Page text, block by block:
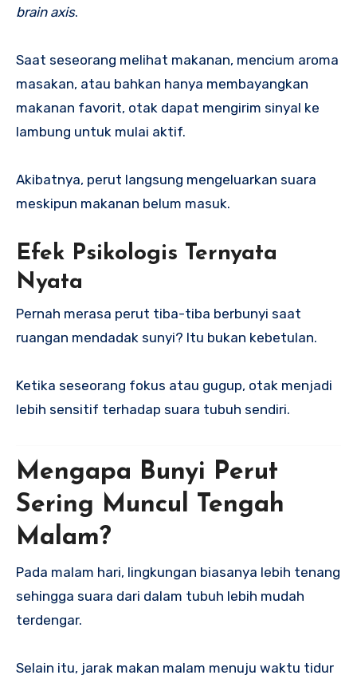
brain axis.
Saat seseorang melihat makanan, mencium aroma
masakan, atau bahkan hanya membayangkan
makanan favorit, otak dapat mengirim sinyal ke
lambung untuk mulai aktif.
Akibatnya, perut langsung mengeluarkan suara
meskipun makanan belum masuk.
Efek Psikologis Ternyata
Nyata
Pernah merasa perut tiba-tiba berbunyi saat
ruangan mendadak sunyi? Itu bukan kebetulan.
Ketika seseorang fokus atau gugup, otak menjadi
lebih sensitif terhadap suara tubuh sendiri.
Mengapa Bunyi Perut
Sering Muncul Tengah
Malam?
Pada malam hari, lingkungan biasanya lebih tenang
sehingga suara dari dalam tubuh lebih mudah
terdengar.
Selain itu, jarak makan malam menuju waktu tidur